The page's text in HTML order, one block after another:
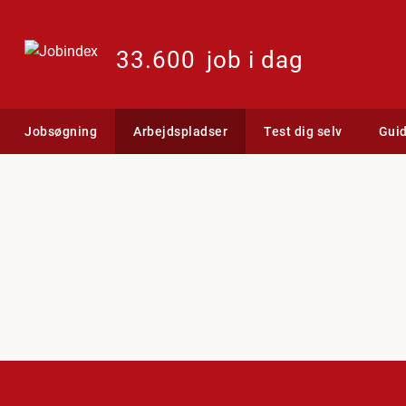
33.600 job i dag
Jobsøgning Arbejdspladser Test dig selv